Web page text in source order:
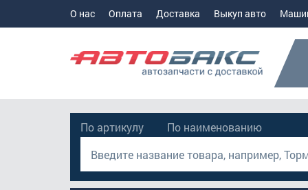
О нас Оплата Доставка Выкуп авто
По артикулу По наименованию